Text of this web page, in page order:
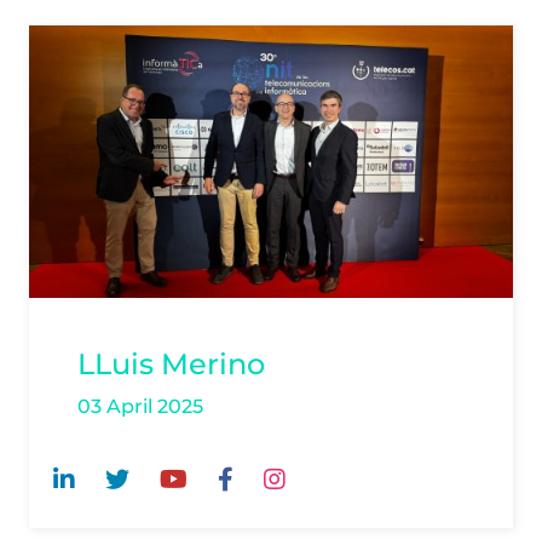
LLuis Merino
03 April 2025